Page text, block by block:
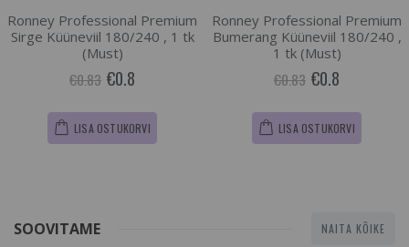
Ronney Professional Premium
Sirge Küüneviil 180/240 , 1 tk
(Must)
€0.83 €0.8
LISA OSTUKORVI
Ronney Professional Premium
Bumerang Küüneviil 180/240 ,
1 tk (Must)
€0.83 €0.8
LISA OSTUKORVI
SOOVITAME NAITA KÕIKE